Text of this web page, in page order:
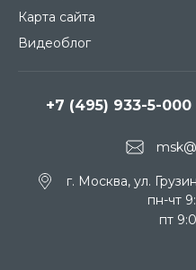
Карта сайта
Видеоблог
+7 (495) 933-5-000
г. Москва, ул.
пн-чт
пт